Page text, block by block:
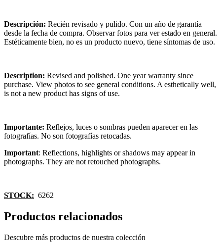
Descripción: Recién revisado y pulido. Con un año de garantía
desde la fecha de compra. Observar fotos para ver estado en general.
Estéticamente bien, no es un producto nuevo, tiene síntomas de uso.
Description: Revised and polished. One year warranty since
purchase. View photos to see general conditions. A esthetically well,
is not a new product has signs of use.
Importante: Reflejos, luces o sombras pueden aparecer en las
fotografías. No son fotografías retocadas.
Important: Reflections, highlights or shadows may appear in
photographs. They are not retouched photographs.
STOCK: 6262
Productos relacionados
Descubre más productos de nuestra colección